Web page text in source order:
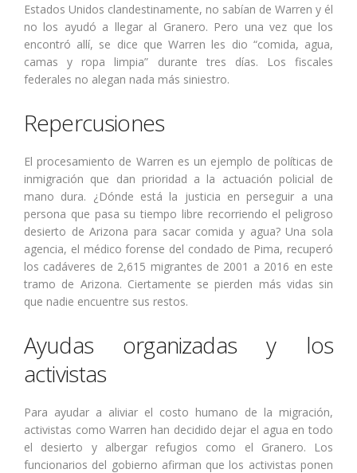
Estados Unidos clandestinamente, no sabían de Warren y él
no los ayudó a llegar al Granero. Pero una vez que los
encontró allí, se dice que Warren les dio “comida, agua,
camas y ropa limpia” durante tres días. Los fiscales
federales no alegan nada más siniestro.
Repercusiones
El procesamiento de Warren es un ejemplo de políticas de
inmigración que dan prioridad a la actuación policial de
mano dura. ¿Dónde está la justicia en perseguir a una
persona que pasa su tiempo libre recorriendo el peligroso
desierto de Arizona para sacar comida y agua? Una sola
agencia, el médico forense del condado de Pima, recuperó
los cadáveres de 2,615 migrantes de 2001 a 2016 en este
tramo de Arizona. Ciertamente se pierden más vidas sin
que nadie encuentre sus restos.
Ayudas organizadas y los
activistas
Para ayudar a aliviar el costo humano de la migración,
activistas como Warren han decidido dejar el agua en todo
el desierto y albergar refugios como el Granero. Los
funcionarios del gobierno afirman que los activistas ponen